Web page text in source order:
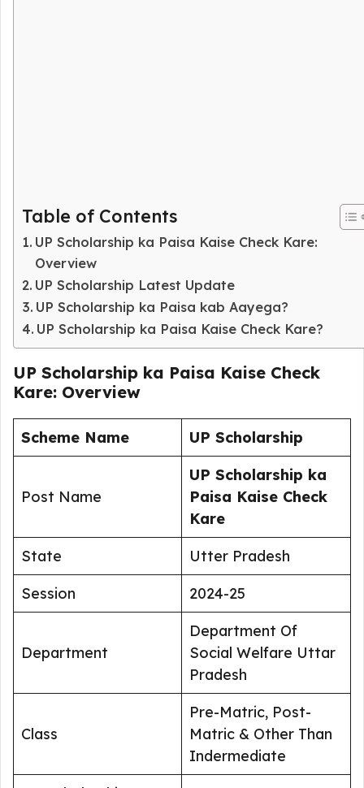
Table of Contents
UP Scholarship ka Paisa Kaise Check Kare:
Overview
UP Scholarship Latest Update
UP Scholarship ka Paisa kab Aayega?
UP Scholarship ka Paisa Kaise Check Kare?
UP Scholarship ka Paisa Kaise Check
Kare: Overview
Scheme Name UP Scholarship
Post Name
UP Scholarship ka
Paisa Kaise Check
Kare
State
Utter Pradesh
Session
2024-25
Department
Department Of
Social Welfare Uttar
Pradesh
Class
Pre-Matric, Post-
Matric & Other Than
Indermediate